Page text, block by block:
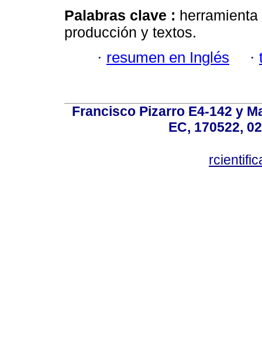
Palabras clave :
producción y textos.
· resumen en Inglés ·
Francisco Pizarro E4-142 y
EC, 170522,